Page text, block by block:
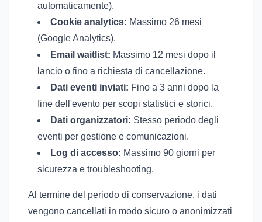
automaticamente).
Cookie analytics: Massimo 26 mesi
(Google Analytics).
Email waitlist: Massimo 12 mesi dopo il
lancio o fino a richiesta di cancellazione.
Dati eventi inviati: Fino a 3 anni dopo la
fine dell'evento per scopi statistici e storici.
Dati organizzatori: Stesso periodo degli
eventi per gestione e comunicazioni.
Log di accesso: Massimo 90 giorni per
sicurezza e troubleshooting.
Al termine del periodo di conservazione, i dati
vengono cancellati in modo sicuro o anonimizzati